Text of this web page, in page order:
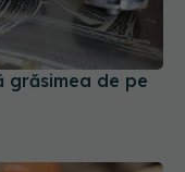
de pe